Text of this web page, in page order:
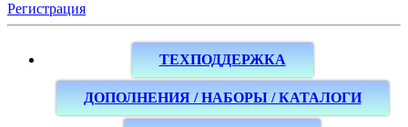
Регистрация
ТЕХПОДДЕРЖКА
ДОПОЛНЕНИЯ / НАБОРЫ / КАТАЛОГИ